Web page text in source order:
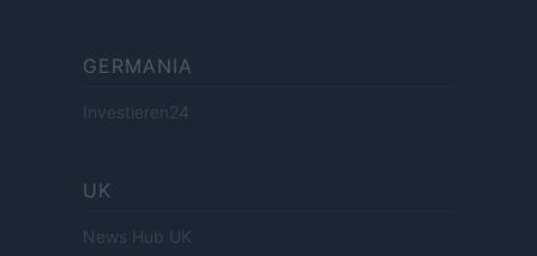
GERMANIA
Investieren24
UK
News Hub UK